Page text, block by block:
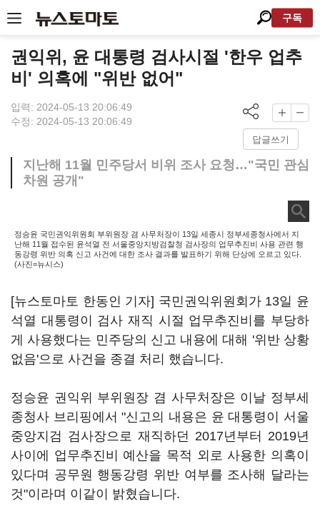
구독
권익위, 윤 대통령 검사시절 '한우 업추
비' 의혹에 "위반 없어"
입력: 2024-05-13 20:06:49
수정: 2024-05-13 20:06:49
답글쓰기
지난해 11월 민주당서 비위 조사 요청…"국민 관심
차원 공개"
정승윤 국민권익위원회 부위원장 겸 사무처장이 13일 세종시 정부세종청사에서 지
난해 11월 접수된 윤석열 전 서울중앙지방검찰청 검사장의 업무추진비 사용 관련 행
동강령 위반 의혹 신고 사건에 대한 조사 결과를 발표하기 위해 단상에 오르고 있다.
(사진=뉴시스)
[뉴스토마토 한동인 기자] 국민권익위원회가 13일 윤
석열 대통령이 검사 재직 시절 업무추진비를 부당하
게 사용했다는 민주당의 신고 내용에 대해 '위반 상황
없음'으로 사건을 종결 처리 했습니다.
정승윤 권익위 부위원장 겸 사무처장은 이날 정부세
종청사 브리핑에서 "신고의 내용은 윤 대통령이 서울
중앙지검 검사장으로 재직하던 2017년부터 2019년
사이에 업무추진비 예산을 목적 외로 사용한 의혹이
있다며 공무원 행동강령 위반 여부를 조사해 달라는
것"이라며 이같이 밝혔습니다.